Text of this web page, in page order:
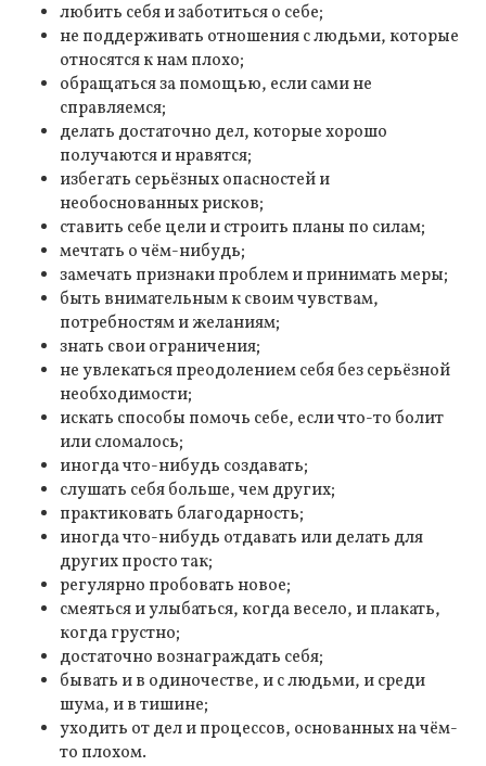
любить себя и заботиться о себе;
не поддерживать отношения с людьми, которые
относятся к нам плохо;
обращаться за помощью, если сами не
справляемся;
делать достаточно дел, которые хорошо
получаются и нравятся;
избегать серьёзных опасностей и
необоснованных рисков;
ставить себе цели и строить планы по силам;
мечтать о чём-нибудь;
замечать признаки проблем и принимать меры;
быть внимательным к своим чувствам,
потребностям и желаниям;
знать свои ограничения;
не увлекаться преодолением себя без серьёзной
необходимости;
искать способы помочь себе, если что-то болит
или сломалось;
иногда что-нибудь создавать;
слушать себя больше, чем других;
практиковать благодарность;
иногда что-нибудь отдавать или делать для
других просто так;
регулярно пробовать новое;
смеяться и улыбаться, когда весело, и плакать,
когда грустно;
достаточно вознаграждать себя;
бывать и в одиночестве, и с людьми, и среди
шума, и в тишине;
уходить от дел и процессов, основанных на чём-
то плохом.